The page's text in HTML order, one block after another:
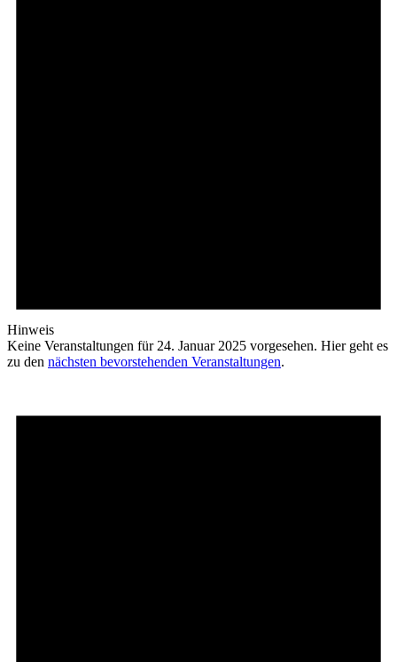
Hinweis
Keine Veranstaltungen für 24. Januar 2025 vorgesehen. Hier geht es
zu den nächsten bevorstehenden Veranstaltungen.